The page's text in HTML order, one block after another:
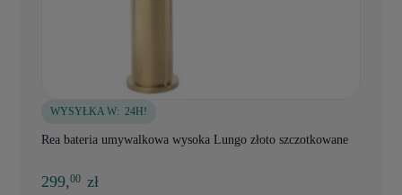
WYSYŁKA W: 24H!
Rea bateria umywalkowa wysoka Lungo złoto szczotkowane
299,00 zł